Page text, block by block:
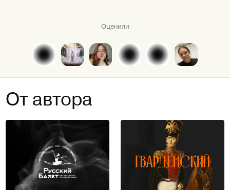
Оценили
От автора